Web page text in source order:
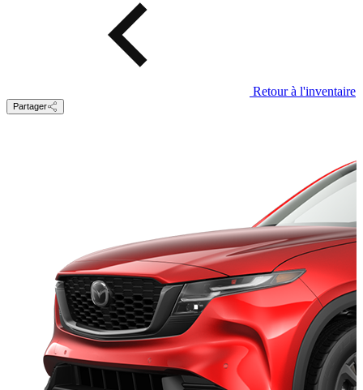
Retour à l'inventaire
Partager